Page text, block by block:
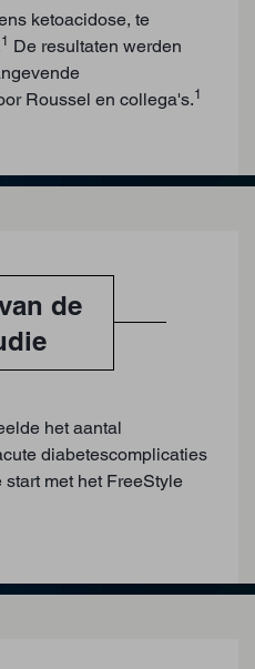
ketoacidose, te
1 De resultaten werden
Roussel en collega's.1
de
het aantal
diabetescomplicaties
met het FreeStyle